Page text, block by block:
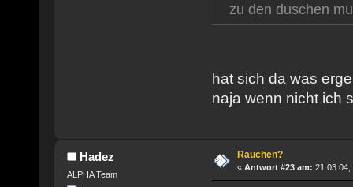
zu den duschen
hat sich da was
naja wenn nicht ich
Hadez
ALPHA Team
Rauchen?
« Antwort #23 am: 21.03.04,